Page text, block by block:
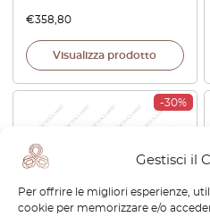
Gestisci il
Per offrire le migliori esperienze,
cookie per memorizzare e/o
€358,80
Visualizza prodotto
-30%